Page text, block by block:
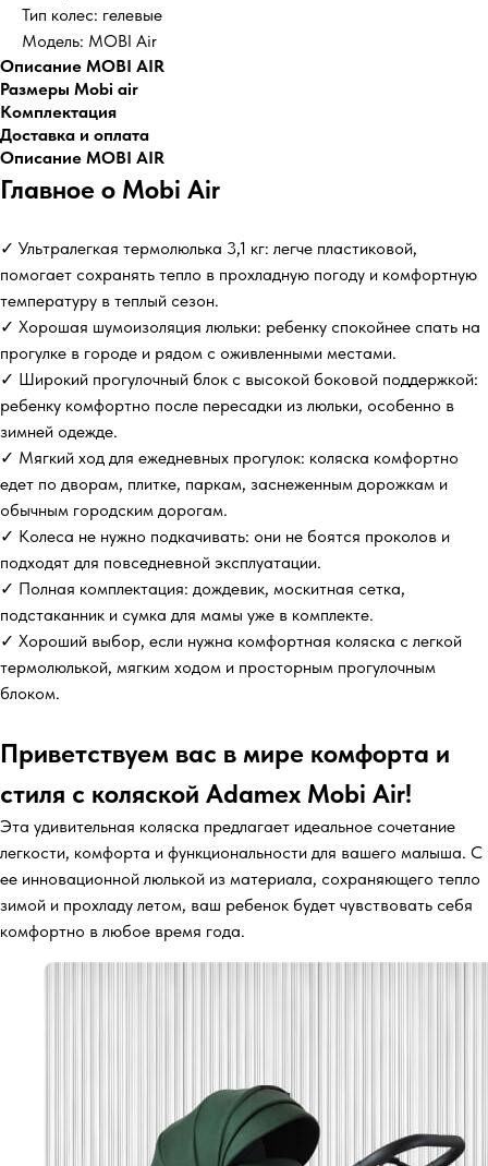
Тип колес: гелевые
Модель: MOBI Air
Описание MOBI AIR
Размеры Mobi air
Комплектация
Доставка и оплата
Описание MOBI AIR
Главное о Mobi Air
✓ Ультралегкая термолюлька 3,1 кг: легче пластиковой,
помогает сохранять тепло в прохладную погоду и комфортную
температуру в теплый сезон.
✓ Хорошая шумоизоляция люльки: ребенку спокойнее спать на
прогулке в городе и рядом с оживленными местами.
✓ Широкий прогулочный блок с высокой боковой поддержкой:
ребенку комфортно после пересадки из люльки, особенно в
зимней одежде.
✓ Мягкий ход для ежедневных прогулок: коляска комфортно
едет по дворам, плитке, паркам, заснеженным дорожкам и
обычным городским дорогам.
✓ Колеса не нужно подкачивать: они не боятся проколов и
подходят для повседневной эксплуатации.
✓ Полная комплектация: дождевик, москитная сетка,
подстаканник и сумка для мамы уже в комплекте.
✓ Хороший выбор, если нужна комфортная коляска с легкой
термолюлькой, мягким ходом и просторным прогулочным
блоком.
Приветствуем вас в мире комфорта и
стиля с коляской Adamex Mobi Air!
Эта удивительная коляска предлагает идеальное сочетание
легкости, комфорта и функциональности для вашего малыша. С
ее инновационной люлькой из материала, сохраняющего тепло
зимой и прохладу летом, ваш ребенок будет чувствовать себя
комфортно в любое время года.